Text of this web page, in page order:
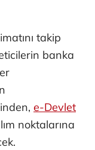
takip
banka
e-Devlet
noktalarına